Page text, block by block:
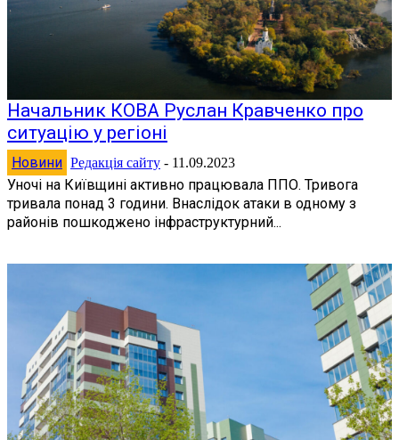
Начальник КОВА Руслан Кравченко про
ситуацію у регіоні
Новини Редакція сайту - 11.09.2023
Уночі на Київщині активно працювала ППО. Тривога
тривала понад 3 години. Внаслідок атаки в одному з
районів пошкоджено інфраструктурний...